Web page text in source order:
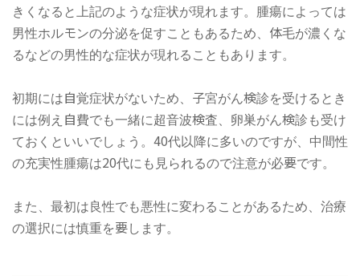
きくなると上記のような症状が現れます。腫瘍によっては
男性ホルモンの分泌を促すこともあるため、体毛が濃くな
るなどの男性的な症状が現れることもあります。
初期には自覚症状がないため、子宮がん検診を受けるとき
には例え自費でも一緒に超音波検査、卵巣がん検診も受け
ておくといいでしょう。40代以降に多いのですが、中間性
の充実性腫瘍は20代にも見られるので注意が必要です。
また、最初は良性でも悪性に変わることがあるため、治療
の選択には慎重を要します。